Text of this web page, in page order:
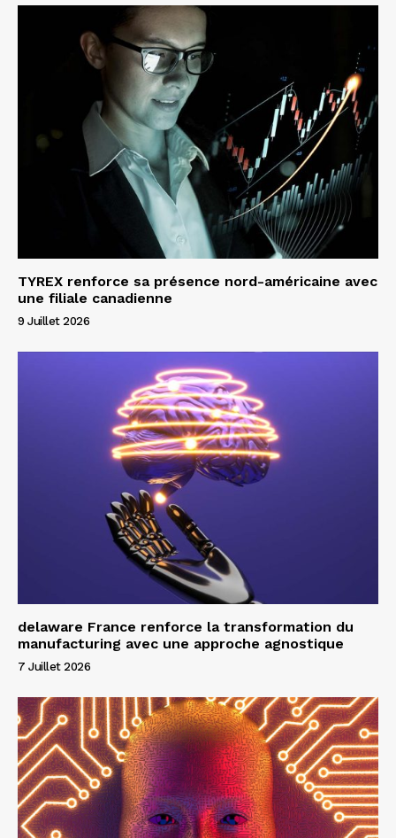
TYREX renforce sa présence nord-américaine avec
une filiale canadienne
9 Juillet 2026
delaware France renforce la transformation du
manufacturing avec une approche agnostique
7 Juillet 2026